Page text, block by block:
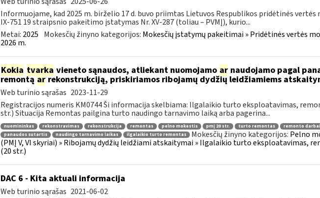
Informuojame, kad 2025 m. birželio 17 d. buvo priimtas Lietuvos Respublikos pridėtinės
IX-751 19 straipsnio pakeitimo įstatymas Nr. XV-287 (toliau – PVMĮ), kurio...
Metai: 2025 Mokesčių žinyno kategorijos: Mokesčių įstatymų pakeitimai » Pridėtinės vertės
2026 m.
Kokia tvarka vieneto sąnaudos, atliekant nuomojamo arnaudojamo pagal
remontąarrekonstrukciją, priskiriamos ribojamų dydžių leidžiamiems
Web turinio sąrašas 2023-11-29
Registracijos numeris KM0744 Ši informacija skelbiama: Ilgalaikio turto eksploatavimas,
str.) Situacija Remontas pailgina turto naudingo tarnavimo laiką arba pagerina...
nuomininkas rekonstravimas rekonstrukcija remontas pelno mokestis pmį 20 str. turto remontas remonto darbai
panaudos sutartis
naudingo tarnavimo laikas ilgalaikio turto remontas Mokesčių žinyno kategorijos: Pelno
(PMĮ V, VI skyriai) » Ribojamų dydžių leidžiami atskaitymai » Ilgalaikio turto eksploatavimas,
(20 str.)
DAC 6 - Kita aktuali informacija
Web turinio sąrašas 2021-06-02